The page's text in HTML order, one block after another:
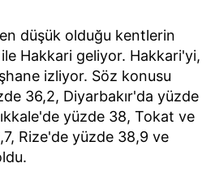
en düşük olduğu kentlerin
Hakkari geliyor. Hakkari'yi,
izliyor. Söz konusu
36,2, Diyarbakır'da yüzde
yüzde 38, Tokat ve
Rize'de yüzde 38,9 ve